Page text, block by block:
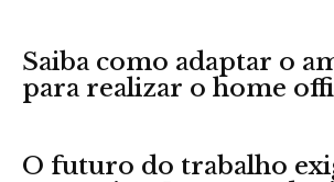
Saiba como adaptar o
para realizar o home
O futuro do trabalho